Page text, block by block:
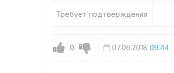
Требует подтверждения
0 07.06.2018 09:44